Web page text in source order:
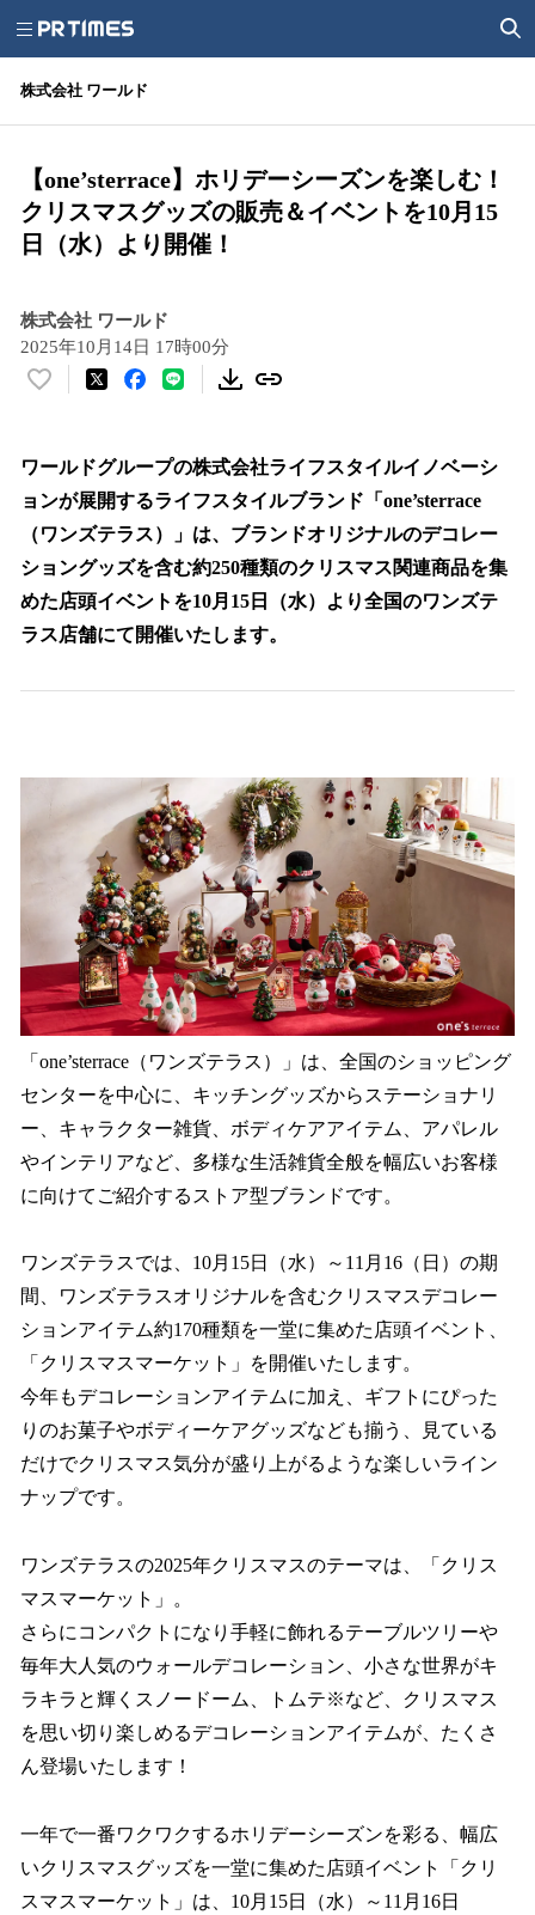
株式会社 ワールド
【one’sterrace】ホリデーシーズンを楽しむ！
クリスマスグッズの販売＆イベントを10月15
日（水）より開催！
株式会社 ワールド
2025年10月14日 17時00分
い
！
数
読
み
込
み
中
す
ワールドグループの株式会社ライフスタイルイノベーシ
ョンが展開するライフスタイルブランド「one’sterrace
（ワンズテラス）」は、ブランドオリジナルのデコレー
ショングッズを含む約250種類のクリスマス関連商品を集
めた店頭イベントを10月15日（水）より全国のワンズテ
ラス店舗にて開催いたします。
「one’sterrace（ワンズテラス）」は、全国のショッピング
センターを中心に、キッチングッズからステーショナリ
ー、キャラクター雑貨、ボディケアアイテム、アパレル
やインテリアなど、多様な生活雑貨全般を幅広いお客様
に向けてご紹介するストア型ブランドです。
ワンズテラスでは、10月15日（水）～11月16（日）の期
間、ワンズテラスオリジナルを含むクリスマスデコレー
ションアイテム約170種類を一堂に集めた店頭イベント、
「クリスマスマーケット」を開催いたします。
今年もデコレーションアイテムに加え、ギフトにぴった
りのお菓子やボディーケアグッズなども揃う、見ている
だけでクリスマス気分が盛り上がるような楽しいライン
ナップです。
ワンズテラスの2025年クリスマスのテーマは、「クリス
マスマーケット」。
さらにコンパクトになり手軽に飾れるテーブルツリーや
毎年大人気のウォールデコレーション、小さな世界がキ
ラキラと輝くスノードーム、トムテ※など、クリスマス
を思い切り楽しめるデコレーションアイテムが、たくさ
ん登場いたします！
一年で一番ワクワクするホリデーシーズンを彩る、幅広
いクリスマスグッズを一堂に集めた店頭イベント「クリ
スマスマーケット」は、10月15日（水）～11月16日